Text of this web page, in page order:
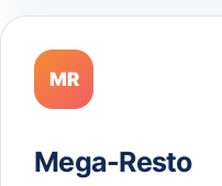
MR
Mega-Resto